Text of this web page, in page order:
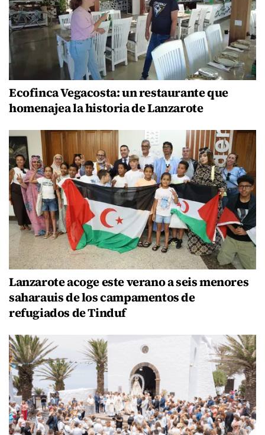
Ecofinca Vegacosta: un restaurante que
homenajea la historia de Lanzarote
Lanzarote acoge este verano a seis menores
saharauis de los campamentos de
refugiados de Tinduf